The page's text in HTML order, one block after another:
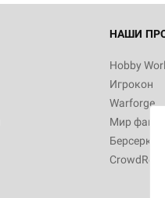
НАШИ
Hobby
Игрокон
Warforge
Мир
Берсерк